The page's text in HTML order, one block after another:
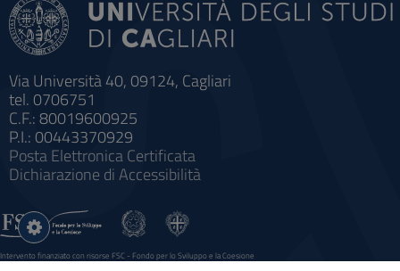
Via Università 40, 09124, Cagliari
tel. 0706751
C.F.: 80019600925
P.I.: 00443370929
Posta Elettronica Certificata
Dichiarazione di Accessibilità
Intervento finanziato con risorse FSC - Fondo per lo Sviluppo e la Coesione
Sistema informatico gestionale integrato a supporto della didattica e della ricerca e potenziamento dei servizi online
Impostazioni
cookie